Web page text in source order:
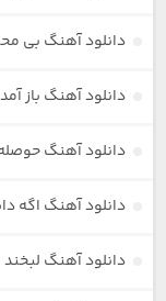
دانلود آهنگ بی
دانلود آهنگ باز
دانلود آهنگ
دانلود آهنگ اگه
دانلود آهنگ